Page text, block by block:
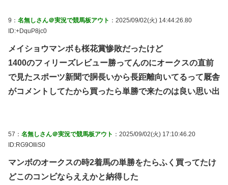
9： 名無しさん＠実況で競馬板アウト ：2025/09/02(火) 14:44:26.80
ID:+DquP8jc0
メイショウマンボも桜花賞惨敗だったけど
1400のフィリーズレビュー勝ってんのにオークスの直前
で見たスポーツ新聞で胴長いから長距離向いてるって厩舎
がコメントしてたから買ったら単勝で来たのは良い思い出
57： 名無しさん＠実況で競馬板アウト ：2025/09/02(火) 17:10:46.20
ID:RG9OIliS0
マンボのオークスの時2着馬の単勝をたらふく買ってたけ
どこのコンビならええかと納得した